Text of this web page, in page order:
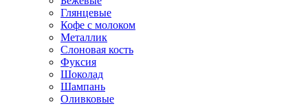
Глянцевые
Кофе с молоком
Металлик
Слоновая кость
Фуксия
Шоколад
Шампань
Оливковые